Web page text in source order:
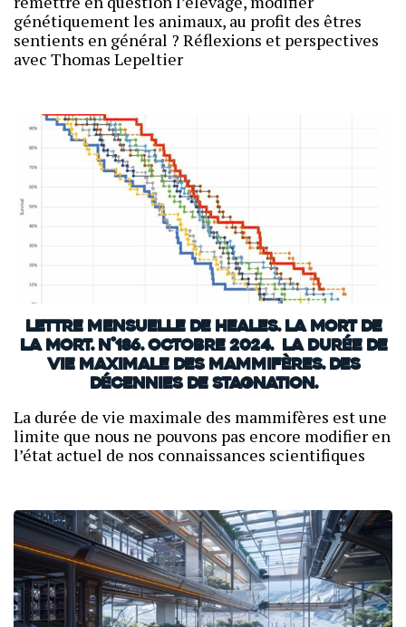
génétiquement les animaux, au profit des êtres
sentients en général ? Réflexions et perspectives
avec Thomas Lepeltier
Lettre mensuelle de Heales. La mort de
la mort. N°186. Octobre 2024. La durée de
vie maximale des mammifères. Des
décennies de stagnation.
La durée de vie maximale des mammifères est une
limite que nous ne pouvons pas encore modifier en
l’état actuel de nos connaissances scientifiques